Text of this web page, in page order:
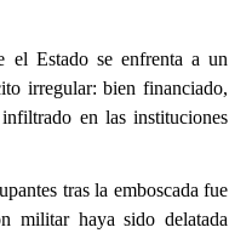
el Estado se enfrenta a un
irregular: bien financiado,
en las instituciones
tras la emboscada fue
militar haya sido delatada